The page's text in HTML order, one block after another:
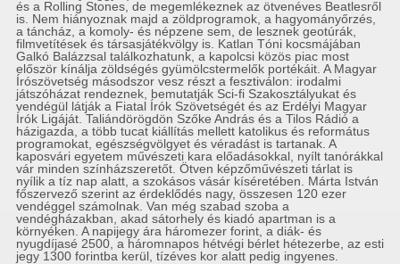
és a Rolling Stones, de megemlékeznek az ötvenéves Beatlesről
is. Nem hiányoznak majd a zöldprogramok, a hagyományőrzés,
a táncház, a komoly- és népzene sem, de lesznek geotúrák,
filmvetítések és társasjátékvölgy is. Katlan Tóni kocsmájában
Galkó Balázzsal találkozhatunk, a kapolcsi közös piac most
először kínálja zöldségés gyümölcstermelők portékáit. A Magyar
Írószövetség másodszor vesz részt a fesztiválon: irodalmi
játszóházat rendeznek, bemutatják Sci-fi Szakosztályukat és
vendégül látják a Fiatal Írók Szövetségét és az Erdélyi Magyar
Írók Ligáját. Taliándörögdön Szőke András és a Tilos Rádió a
házigazda, a több tucat kiállítás mellett katolikus és református
programokat, egészségvölgyet és véradást is tartanak. A
kaposvári egyetem művészeti kara előadásokkal, nyílt tanórákkal
vár minden színházszeretőt. Ötven képzőművészeti tárlat is
nyílik a tíz nap alatt, a szokásos vásár kíséretében. Márta István
főszervező szerint az érdeklődés nagy, összesen 120 ezer
vendéggel számolnak. Van még szabad szoba a
vendégházakban, akad sátorhely és kiadó apartman is a
környéken. A napijegy ára háromezer forint, a diák- és
nyugdíjasé 2500, a háromnapos hétvégi bérlet hétezerbe, az esti
jegy 1300 forintba kerül, tízéves kor alatt pedig ingyenes.